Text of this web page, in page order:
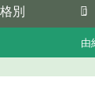
別
由